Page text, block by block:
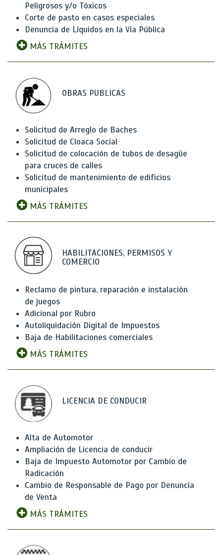
Peligrosos y/o Tóxicos
Corte de pasto en casos especiales
Denuncia de Líquidos en la Vía Pública
MÁS TRÁMITES
OBRAS PUBLICAS
Solicitud de Arreglo de Baches
Solicitud de Cloaca Social
Solicitud de colocación de tubos de desagüe
para cruces de calles
Solicitud de mantenimiento de edificios
municipales
MÁS TRÁMITES
HABILITACIONES, PERMISOS Y
COMERCIO
Reclamo de pintura, reparación e instalación
de juegos
Adicional por Rubro
Autoliquidación Digital de Impuestos
Baja de Habilitaciones comerciales
MÁS TRÁMITES
LICENCIA DE CONDUCIR
Alta de Automotor
Ampliación de Licencia de conducir
Baja de Impuesto Automotor por Cambio de
Radicación
Cambio de Responsable de Pago por Denuncia
de Venta
MÁS TRÁMITES